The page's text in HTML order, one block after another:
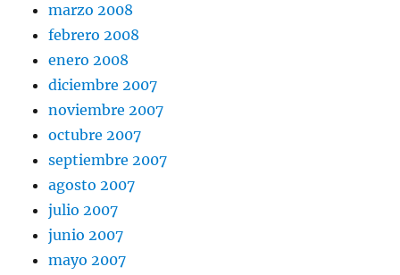
marzo 2008
febrero 2008
enero 2008
diciembre 2007
noviembre 2007
octubre 2007
septiembre 2007
agosto 2007
julio 2007
junio 2007
mayo 2007